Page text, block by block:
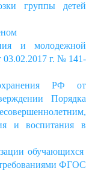
группы детей
и молодежной
03.02.2017 г. № 141-
РФ от
Порядка
и воспитания в
обучающихся
требованиями ФГОС